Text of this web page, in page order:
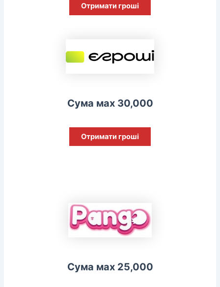
Отримати гроші
Сума мах 30,000
Отримати гроші
Сума мах 25,000